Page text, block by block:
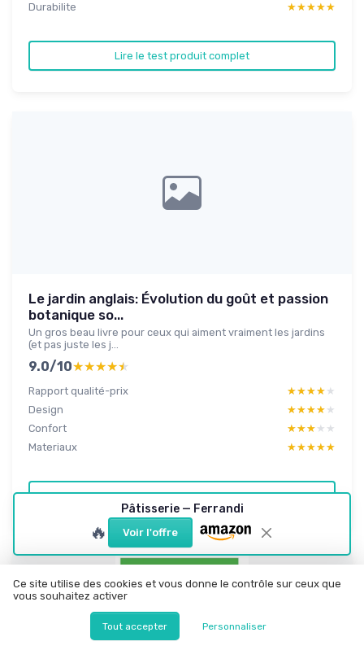
Durabilite
★★★★★
★★★★★
Lire le test produit complet
Le jardin anglais: Évolution du goût et passion
botanique so...
Un gros beau livre pour ceux qui aiment vraiment les jardins
(et pas juste les j...
9.0/10★★★★★
★★★★★
Rapport qualité-prix ★★★★★
★★★★★
Design
★★★★★
★★★★★
Confort
★★★★★
★★★★★
Materiaux
★★★★★
★★★★★
Lire le test produit complet
Pâtisserie — Ferrandi
🔥 Voir l'offre
Ce site utilise des cookies et vous donne le contrôle sur ceux que
vous souhaitez activer
Tout accepter Personnaliser